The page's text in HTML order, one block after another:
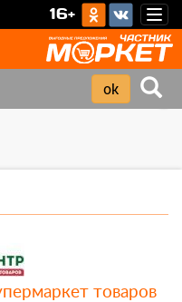
16+
товаров
›